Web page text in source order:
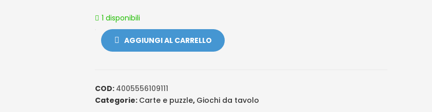
1 disponibili
AGGIUNGI AL CARRELLO
COD: 4005556109111
Categorie: Carte e puzzle, Giochi da tavolo